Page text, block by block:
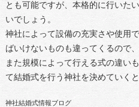
とも可能ですが、本格的に行いた
いでしょう。
神社によって設備の充実さや使用
ばいけないものも違ってくるので
また規模によって行える式の違い
て結婚式を行う神社を決めていく
神社結婚式情報ブログ